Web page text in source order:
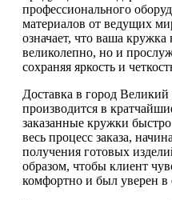
профессионального
материалов от ведущих
означает, что ваша кружка
великолепно, но и
сохраняя яркость и
Доставка в город
производится в
заказанные кружки
весь процесс заказа,
получения готовых
образом, чтобы клиент
комфортно и был уверен в